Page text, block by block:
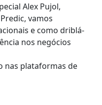
Alex Pujol,
vamos
e como driblá-
nos negócios
nas plataformas de